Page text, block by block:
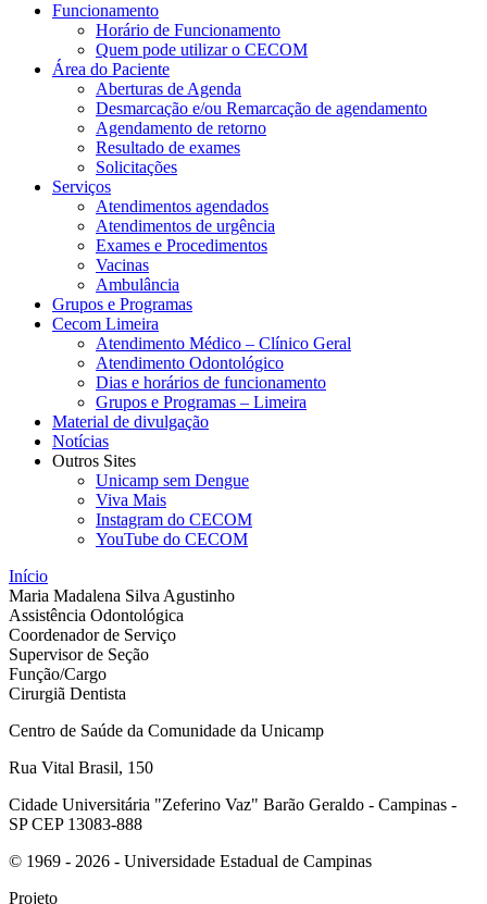
Funcionamento
Horário de Funcionamento
Quem pode utilizar o CECOM
Área do Paciente
Aberturas de Agenda
Desmarcação e/ou Remarcação de agendamento
Agendamento de retorno
Resultado de exames
Solicitações
Serviços
Atendimentos agendados
Atendimentos de urgência
Exames e Procedimentos
Vacinas
Ambulância
Grupos e Programas
Cecom Limeira
Atendimento Médico – Clínico Geral
Atendimento Odontológico
Dias e horários de funcionamento
Grupos e Programas – Limeira
Material de divulgação
Notícias
Outros Sites
Unicamp sem Dengue
Viva Mais
Instagram do CECOM
YouTube do CECOM
Início
Maria Madalena Silva Agustinho
Assistência Odontológica
Coordenador de Serviço
Supervisor de Seção
Função/Cargo
Cirurgiã Dentista
Centro de Saúde da Comunidade da Unicamp
Rua Vital Brasil, 150
Cidade Universitária "Zeferino Vaz" Barão Geraldo - Campinas -
SP CEP 13083-888
© 1969 - 2026 - Universidade Estadual de Campinas
Projeto